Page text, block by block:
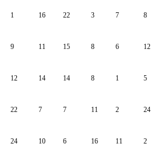
1 16 22 3 7 8
9 11 15 8 6 12
12 14 14 8 1 5
22 7 7 11 2 24
24 10 6 16 11 2